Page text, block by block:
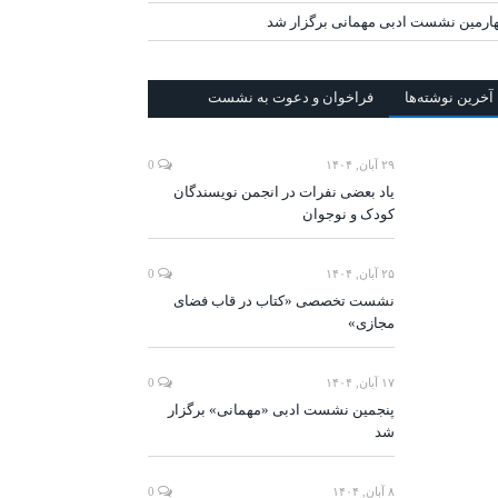
نشست ادبی مهمانی برگزار شد
آخرين‌ نوشته‌ها فراخوان و دعوت به نشست
۲۹ آبان, ۱۴۰۴
یاد بعضی نفرات در انجمن نویسندگان
کودک و نوجوان
۲۵ آبان, ۱۴۰۴
نشست تخصصی «کتاب در قاب فضای
مجازی»
۱۷ آبان, ۱۴۰۴
پنجمین نشست ادبی «مهمانی» برگزار
شد
۸ آبان, ۱۴۰۴